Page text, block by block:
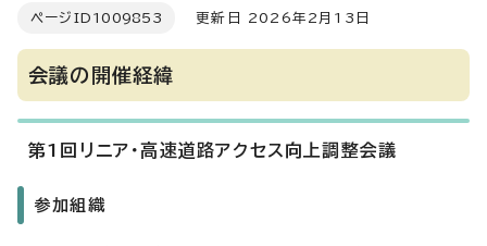
ページID 1009853 更新日 2026年2月13日
会議の開催経緯
第1回リニア・高速道路アクセス向上調整会議
参加組織